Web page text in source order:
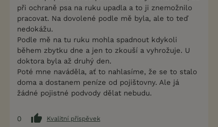
při ochraně psa na ruku upadla a to ji znemožnilo
pracovat. Na dovolené podle mě byla, ale to teď
nedokážu.
Podle mě na tu ruku mohla spadnout kdykoli
během zbytku dne a jen to zkouší a vyhrožuje. U
doktora byla až druhý den.
Poté mne naváděla, ať to nahlasíme, že se to stalo
doma a dostanem peníze od pojištovny. Ale já
žádné pojistné podvody dělat nebudu.
0
Kvalitní příspěvek